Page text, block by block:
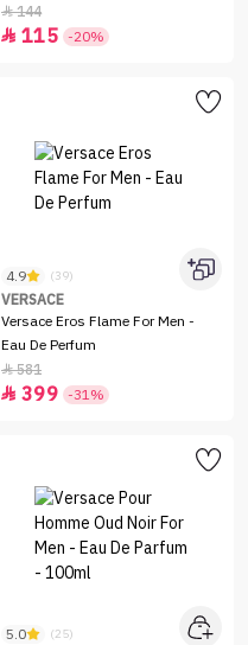
144
 115 -20%
4.9 (39)
VERSACE
Versace Eros Flame For Men -
Eau De Perfum
581
 399 -31%
5.0 (25)